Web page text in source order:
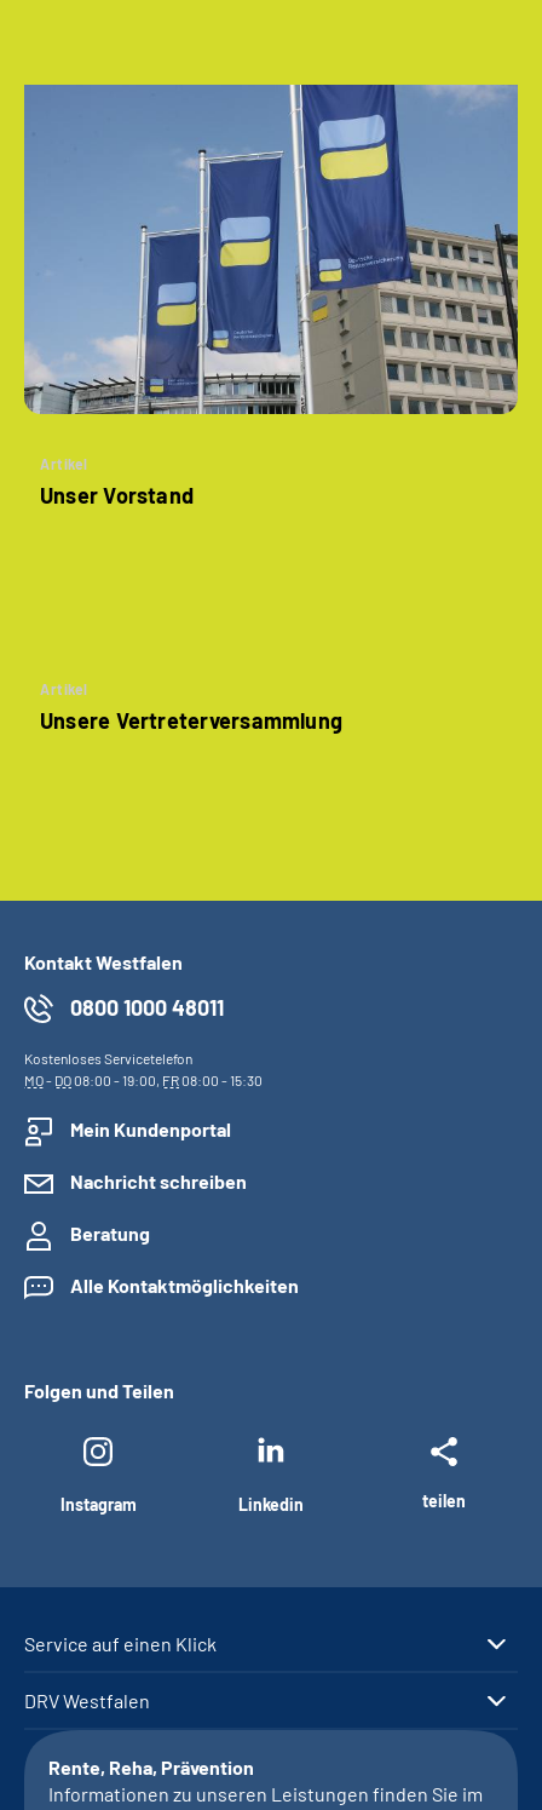
Artikel
Unser Vorstand
Artikel
Unsere Vertreterversammlung
Kontakt Westfalen
0800 1000 48011
Kostenloses Servicetelefon
MO- DO08:00 - 19:00, FR08:00 - 15:30
Mein Kundenportal
Nachricht schreiben
Beratung
Alle Kontaktmöglichkeiten
Folgen und Teilen
Instagram Linkedin teilen
Service auf einen Klick
DRV Westfalen
Rente, Reha, Prävention
Informationen zu unseren Leistungen finden Sie im